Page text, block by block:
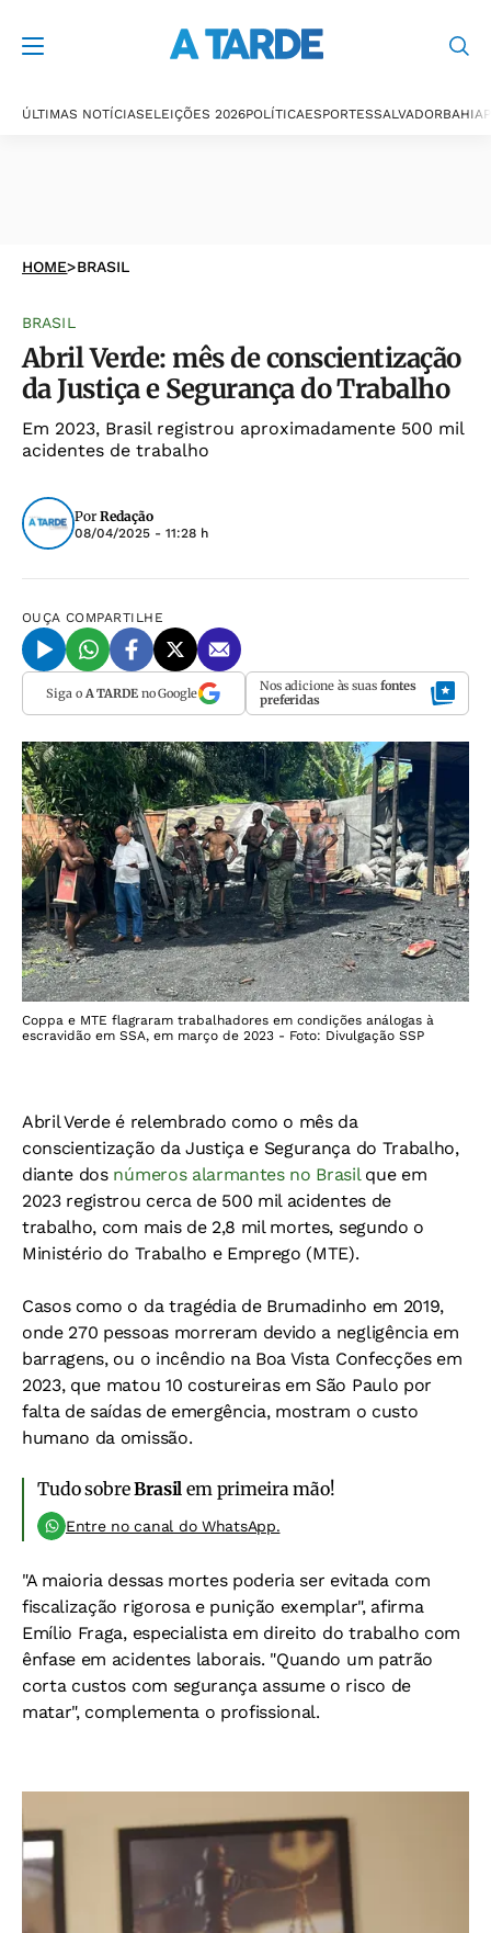
ÚLTIMAS NOTÍCIASELEIÇÕES 2026POLÍTICAESPORTESSALVADORBAHIA
HOME>BRASIL
BRASIL
Abril Verde: mês de conscientização
da Justiça e Segurança do Trabalho
Em 2023, Brasil registrou aproximadamente 500 mil
acidentes de trabalho
Por Redação
08/04/2025 - 11:28 h
OUÇA COMPARTILHE
Siga o A TARDEno Google Nos adicione às suas fontes
preferidas
Coppa e MTE flagraram trabalhadores em condições análogas à
escravidão em SSA, em março de 2023 - Foto: Divulgação SSP
Abril Verde é relembrado como o mês da
conscientização da Justiça e Segurança do Trabalho,
diante dos números alarmantes no Brasil que em
2023 registrou cerca de 500 mil acidentes de
trabalho, com mais de 2,8 mil mortes, segundo o
Ministério do Trabalho e Emprego (MTE).
Casos como o da tragédia de Brumadinho em 2019,
onde 270 pessoas morreram devido a negligência em
barragens, ou o incêndio na Boa Vista Confecções em
2023, que matou 10 costureiras em São Paulo por
falta de saídas de emergência, mostram o custo
humano da omissão.
Tudo sobreBrasil em primeira mão!
Entre no canal do WhatsApp.
"A maioria dessas mortes poderia ser evitada com
fiscalização rigorosa e punição exemplar", afirma
Emílio Fraga, especialista em direito do trabalho com
ênfase em acidentes laborais. "Quando um patrão
corta custos com segurança assume o risco de
matar", complementa o profissional.